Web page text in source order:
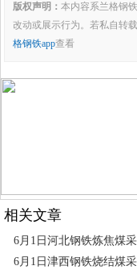
版权声明： 本内容系兰格钢
改动或展示行为。若私自转
格钢铁app查看
相关文章
6月1日河北钢铁炼焦煤
6月1日津西钢铁烧结煤